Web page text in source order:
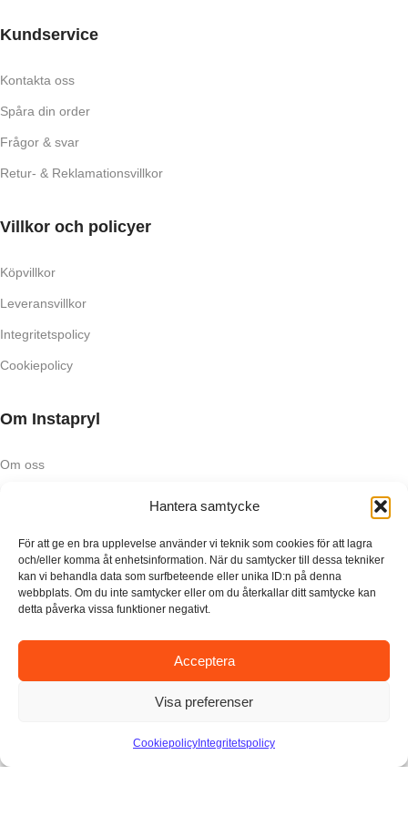
Hantera samtycke
För att ge en bra upplevelse använder vi teknik som cookies för att lagra
och/eller komma åt enhetsinformation. När du samtycker till dessa tekniker
kan vi behandla data som surfbeteende eller unika ID:n på denna
webbplats. Om du inte samtycker eller om du återkallar ditt samtycke kan
detta påverka vissa funktioner negativt.
Acceptera
Visa preferenser
Cookiepolicy Integritetspolicy
Kundservice
Kontakta oss
Spåra din order
Frågor & svar
Retur- & Reklamationsvillkor
Villkor och policyer
Köpvillkor
Leveransvillkor
Integritetspolicy
Cookiepolicy
Om Instapryl
Om oss
Nyhetsbrev
Prenumerera på vårt nyhetsbrev och få exklusiva nyheter,
rabatter och erbjudanden!